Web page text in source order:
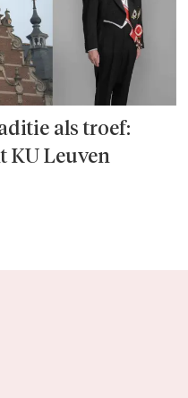
als troef:
KU Leuven